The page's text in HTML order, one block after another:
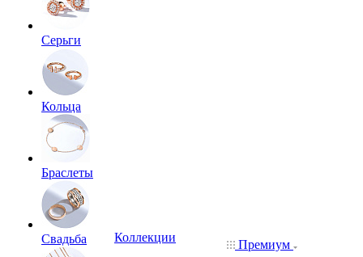
Серьги
Кольца
Браслеты
Свадьба
Коллекции
Премиум